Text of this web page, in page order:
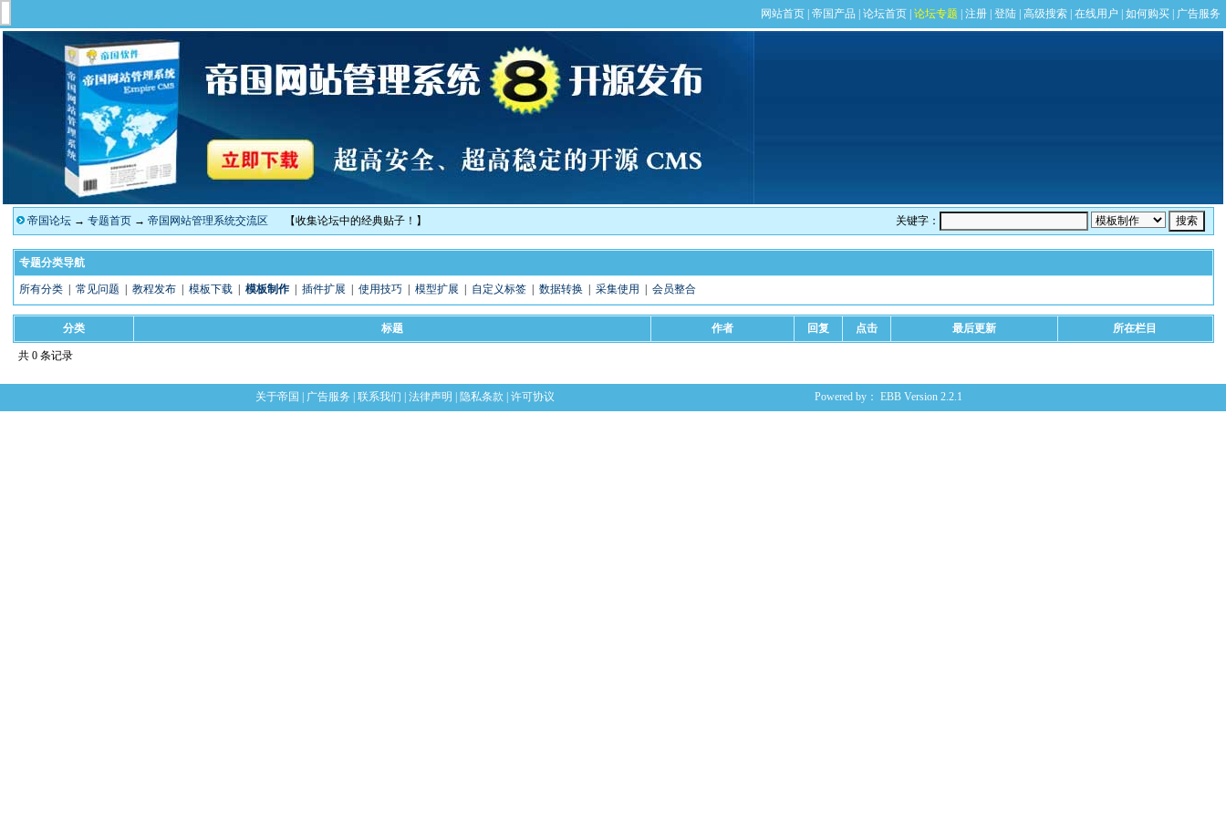
帝国论坛→ 专题首页→ 帝国网站管理系统交流区 【收集论坛中的经典贴子！】 关键字：
专题分类导航
所有分类| 常见问题 教程发布| 模板下载| 模板制作| 插件扩展 使用技巧| 模型扩展 自定义标签| 数据转换 采集使用 会员整合
分类 标题 作者 回复 点击 最后更新 所在栏目
共 0 条记录
关于帝国 广告服务 联系我们 法律声明 隐私条款 许可协议 Powered by： EBB Version 2.2.1